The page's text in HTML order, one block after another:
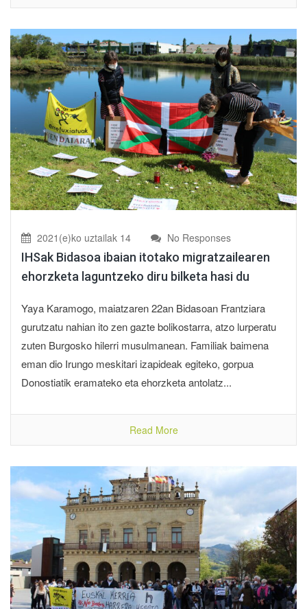
2021(e)ko uztailak 14 No Responses
IHSak Bidasoa ibaian itotako migratzailearen
ehorzketa laguntzeko diru bilketa hasi du
Yaya Karamogo, maiatzaren 22an Bidasoan Frantziara
gurutzatu nahian ito zen gazte bolikostarra, atzo lurperatu
zuten Burgosko hilerri musulmanean. Familiak baimena
eman dio Irungo meskitari izapideak egiteko, gorpua
Donostiatik eramateko eta ehorzketa antolatz...
Read More